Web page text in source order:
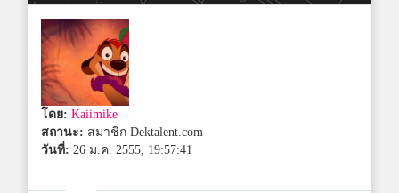
โดย: Kaiimike
สถานะ: สมาชิก Dektalent.com
วันที่: 26 ม.ค. 2555, 19:57:41